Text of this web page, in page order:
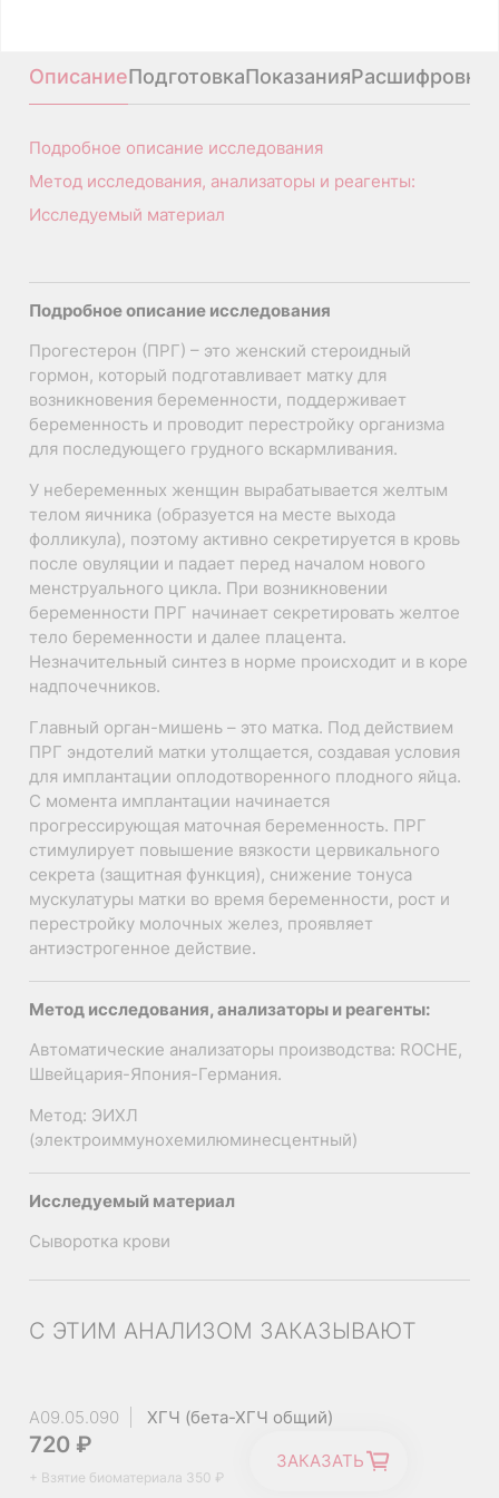
ОписаниеПодготовкаПоказанияРасшифровка
Подробное описание исследования
Метод исследования, анализаторы и реагенты:
Исследуемый материал
Подробное описание исследования
Прогестерон (ПРГ) – это женский стероидный
гормон, который подготавливает матку для
возникновения беременности, поддерживает
беременность и проводит перестройку организма
для последующего грудного вскармливания.
У небеременных женщин вырабатывается желтым
телом яичника (образуется на месте выхода
фолликула), поэтому активно секретируется в кровь
после овуляции и падает перед началом нового
менструального цикла. При возникновении
беременности ПРГ начинает секретировать желтое
тело беременности и далее плацента.
Незначительный синтез в норме происходит и в коре
надпочечников.
Главный орган-мишень – это матка. Под действием
ПРГ эндотелий матки утолщается, создавая условия
для имплантации оплодотворенного плодного яйца.
С момента имплантации начинается
прогрессирующая маточная беременность. ПРГ
стимулирует повышение вязкости цервикального
секрета (защитная функция), снижение тонуса
мускулатуры матки во время беременности, рост и
перестройку молочных желез, проявляет
антиэстрогенное действие.
Метод исследования, анализаторы и реагенты:
Автоматические анализаторы производства: ROCHE,
Швейцария-Япония-Германия.
Метод: ЭИХЛ
(электроиммунохемилюминесцентный)
Исследуемый материал
Сыворотка крови
Подтверждение овуляции при подготовке к
Контроль течения беременности (группы риска,
угроза прерывания на ранних сроках);
Комплексная диагностика при гормональных
Физиологические: после овуляции, беременность;
Опухоли или кисты яичников, надпочечников,
С ЭТИМ АНАЛИЗОМ ЗАКАЗЫВАЮТ
A09.05.090 ХГЧ (бета-ХГЧ общий)
720 ₽
+ Взятие биоматериала 350 ₽
ЗАКАЗАТЬ